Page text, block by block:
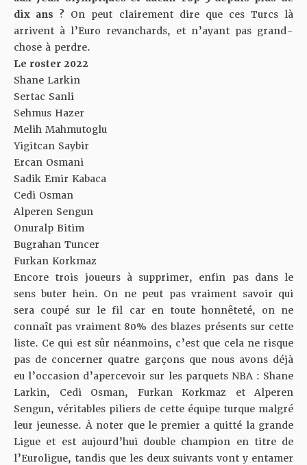
dix ans ? On peut clairement dire que ces Turcs là
arrivent à l’Euro revanchards, et n’ayant pas grand-
chose à perdre.
Le roster 2022
Shane Larkin
Sertac Sanli
Sehmus Hazer
Melih Mahmutoglu
Yigitcan Saybir
Ercan Osmani
Sadik Emir Kabaca
Cedi Osman
Alperen Sengun
Onuralp Bitim
Bugrahan Tuncer
Furkan Korkmaz
Encore trois joueurs à supprimer, enfin pas dans le
sens buter hein. On ne peut pas vraiment savoir qui
sera coupé sur le fil car en toute honnêteté, on ne
connaît pas vraiment 80% des blazes présents sur cette
liste. Ce qui est sûr néanmoins, c’est que cela ne risque
pas de concerner quatre garçons que nous avons déjà
eu l’occasion d’apercevoir sur les parquets NBA : Shane
Larkin, Cedi Osman, Furkan Korkmaz et Alperen
Sengun, véritables piliers de cette équipe turque malgré
leur jeunesse. À noter que le premier a quitté la grande
Ligue et est aujourd’hui double champion en titre de
l’Euroligue, tandis que les deux suivants vont y entamer